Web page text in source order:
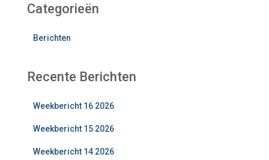
Categorieën
Berichten
Recente Berichten
Weekbericht 16 2026
Weekbericht 15 2026
Weekbericht 14 2026